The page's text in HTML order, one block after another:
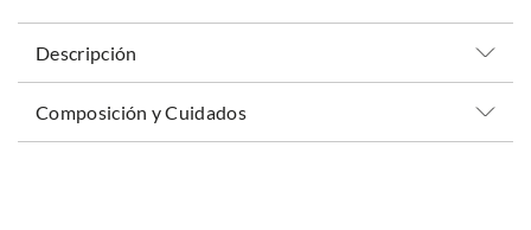
Descripción
Composición y Cuidados